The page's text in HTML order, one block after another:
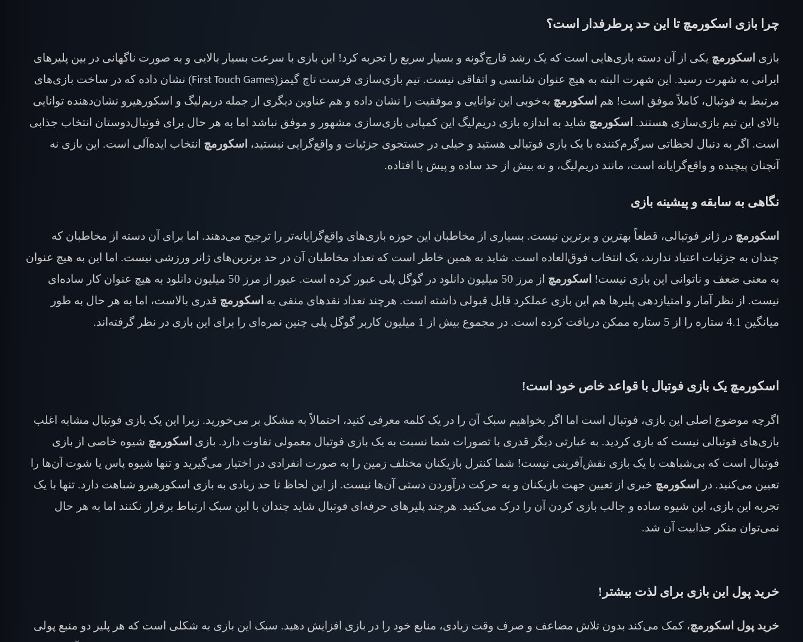
چرا بازی اسکورمچ تا این حد پرطرفدار است؟
بازی اسکورمچ یکی از آن دسته بازی‌هایی است که یک رشد قارچ‌گونه و بسیار سریع را تجربه کرد! این بازی با سرعت بسیار بالایی و به صورت ناگهانی در بین پلیرهای
ایرانی به شهرت رسید. این شهرت البته به هیچ عنوان شانسی و اتفاقی نیست. تیم بازی‌سازی فرست تاچ گیمز(First Touch Games) نشان داده که در ساخت بازی‌های
مرتبط به فوتبال، کاملاً موفق است! هم
اسکورمچ به‌خوبی این توانایی و موفقیت را نشان داده و هم عناوین دیگری از جمله دریم‌لیگ و اسکورهیرو نشان‌دهنده توانایی
بالای این تیم بازی‌سازی هستند. اسکورمچ شاید به اندازه بازی دریم‌لیگ این کمپانی بازی‌سازی مشهور و موفق نباشد اما به هر حال برای فوتبال‌دوستان انتخاب جذابی
است. اگر به دنبال لحظاتی سرگرم‌کننده با یک بازی فوتبالی هستید و خیلی در جستجوی جزئیات و واقع‌گرایی نیستید،
اسکورمچ انتخاب ایده‌آلی است. این بازی نه
آنچنان پیچیده و واقع‌گرایانه است، مانند دریم‌لیگ، و نه بیش از حد ساده و پیش پا افتاده.
نگاهی به سابقه و پیشینه بازی
اسکورمچ در ژانر فوتبالی، قطعاً بهترین و برترین نیست. بسیاری از مخاطبان این حوزه بازی‌های واقع‌گرایانه‌تر را ترجیح می‌دهند. اما برای آن دسته از مخاطبان که
چندان به جزئیات اعتیاد ندارند، یک انتخاب فوق‌العاده است. شاید به همین خاطر است که تعداد مخاطبان آن در حد برترین‌های ژانر ورزشی نیست. اما این به هیچ عنوان
به معنی ضعف و ناتوانی این بازی نیست!
اسکورمچ
از مرز 50 میلیون دانلود در گوگل پلی عبور کرده است. عبور از مرز 50 میلیون دانلود به هیچ عنوان کار ساده‌ای
نیست. از نظر آمار و امتیازدهی پلیرها هم این بازی عملکرد قابل قبولی داشته است. هرچند تعداد نقدهای منفی به اسکورمچ قدری بالاست، اما به هر حال به طور
میانگین 4.1 ستاره را از 5 ستاره ممکن دریافت کرده است. در مجموع بیش از 1 میلیون کاربر گوگل پلی چنین نمره‌ای را برای این بازی در نظر گرفته‌اند.
اسکورمچ یک بازی فوتبال با قواعد خاص خود است!
اگرچه موضوع اصلی این بازی، فوتبال است اما اگر بخواهیم سبک آن را در یک کلمه معرفی کنید، احتمالاً به مشکل بر می‌خورید. زیرا این یک بازی فوتبال مشابه اغلب
بازی‌های فوتبالی نیست که بازی کردید. به عبارتی دیگر قدری با تصورات شما نسبت به یک بازی فوتبال معمولی تفاوت دارد. بازی اسکورمچ شیوه خاصی از بازی
فوتبال است که بی‌شباهت با یک بازی نقش‌آفرینی نیست! شما کنترل بازیکنان مختلف زمین را به صورت انفرادی در اختیار می‌گیرید و تنها شیوه پاس یا شوت آن‌ها را
تعیین می‌کنید. در
اسکورمچ خبری از تعیین جهت بازیکنان و به حرکت درآوردن دستی آن‌ها نیست. از این لحاظ تا حد زیادی به بازی اسکورهیرو شباهت دارد. تنها با یک
تجربه این بازی، این شیوه ساده و جالب بازی کردن آن را درک می‌کنید. هرچند پلیرهای حرفه‌ای فوتبال شاید چندان با این سبک ارتباط برقرار نکنند اما به هر حال
نمی‌توان منکر جذابیت آن شد.
خرید پول این بازی برای لذت بیشتر!
خرید پول اسکورمچ، کمک می‌کند بدون تلاش مضاعف و صرف وقت زیادی، منابع خود را در بازی افزایش دهید. سبک این بازی به شکلی است که هر پلیر دو منبع پولی